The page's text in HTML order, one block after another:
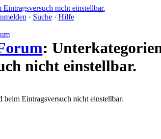
· Suche· Hilfe
:
nicht einstellbar.
beim Eintragsversuch nicht einstellbar.